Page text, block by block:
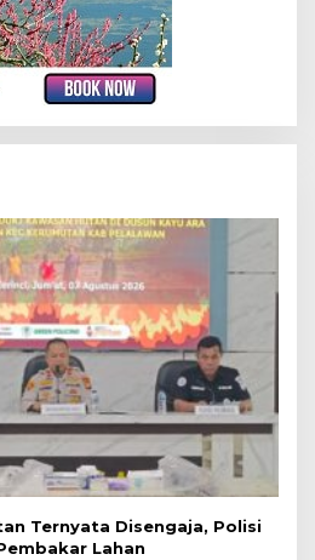
Ternyata Disengaja, Polisi
Lahan